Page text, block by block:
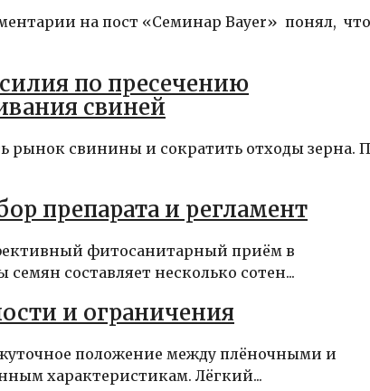
на пост «Семинар Bayer» понял, что
по пресечению
свиней
рынок свинины и сократить отходы зерна.
препарата и регламент
фитосанитарный приём в
составляет несколько сотен...
и ограничения
положение между плёночными и
характеристикам. Лёгкий...